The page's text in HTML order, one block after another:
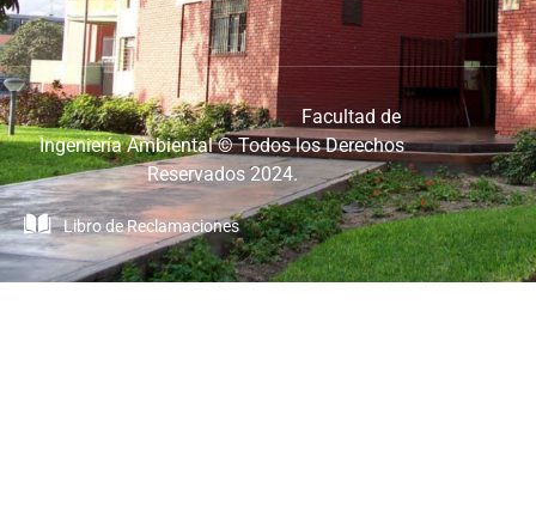
Facultad de
Ingeniería Ambiental © Todos los Derechos
Reservados 2024.
Libro de Reclamaciones